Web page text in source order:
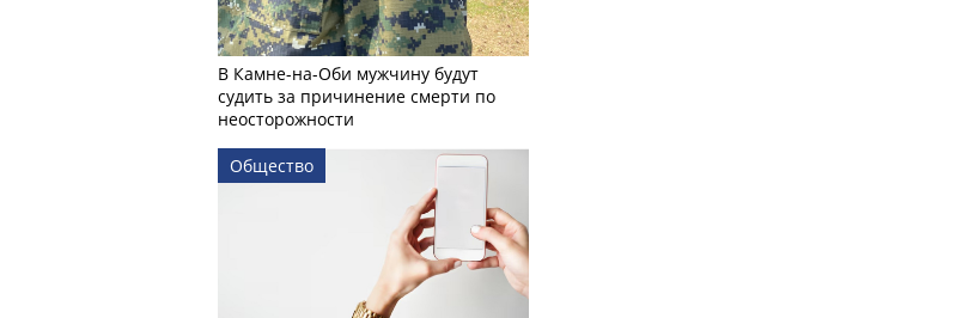
В Камне-на-Оби мужчину будут
судить за причинение смерти по
неосторожности
Общество